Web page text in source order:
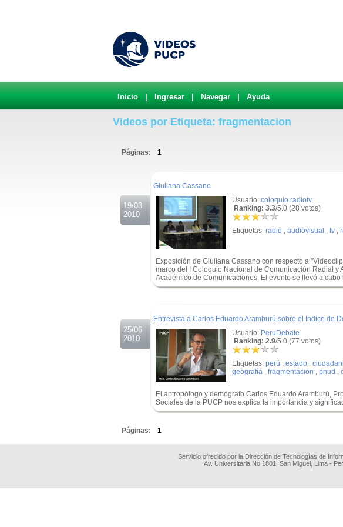
Inicio Ingresar Navegar Ayuda
Videos por Etiqueta: fragmentacion
Páginas: 1
19/03
2010
Giuliana Cassano
Usuario: coloquio.radiotv
Ranking: 3.3/5.0 (28 votos)
Etiquetas: radio , audiovisual , tv ,
Exposición de Giuliana Cassano con respecto a
marco del I Coloquio Nacional de Comunicación Radial y
Académico de Comunicaciones. El evento se llevó a
25/06
2010
Entrevista a Carlos Eduardo Aramburú sobre el Indice de
Usuario: PeruDebate
Ranking: 2.9/5.0 (77 votos)
Etiquetas: perú , estado ,
geografía , fragmentacion , pnud ,
El antropólogo y demógrafo Carlos Eduardo Aramburú,
Sociales de la PUCP nos explica la importancia y
Páginas: 1
Servicio ofrecido por la Dirección de Tecnologías de
Av. Universitaria No 1801, San Miguel, Lima -